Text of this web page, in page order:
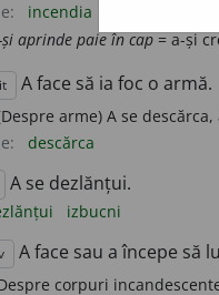
incendia
și aprinde paie în cap= a-și
A face să ia foc o armă.
arme) A se descărca,
descărca
A se dezlănțui.
izbucni
A face sau a începe să
corpuri